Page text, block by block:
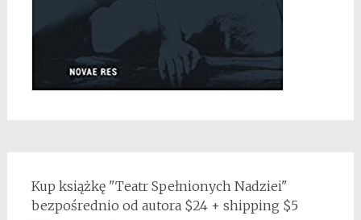
Kup książkę "Teatr Spełnionych Nadziei"
bezpośrednio od autora $24 + shipping $5